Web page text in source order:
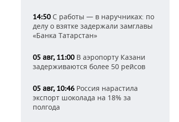
14:50С работы — в наручниках: по
делу о взятке задержали замглавы
«Банка Татарстан»
05 авг, 11:00В аэропорту Казани
задерживаются более 50 рейсов
05 авг, 10:46 Россия нарастила
экспорт шоколада на 18% за
полгода